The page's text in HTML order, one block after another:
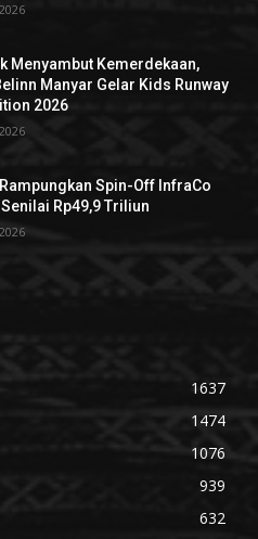
Menyambut Kemerdekaan,
Manyar Gelar Kids Runway
2026
Spin-Off InfraCo
Senilai Rp49,9 Triliun
1637
1474
1076
939
632